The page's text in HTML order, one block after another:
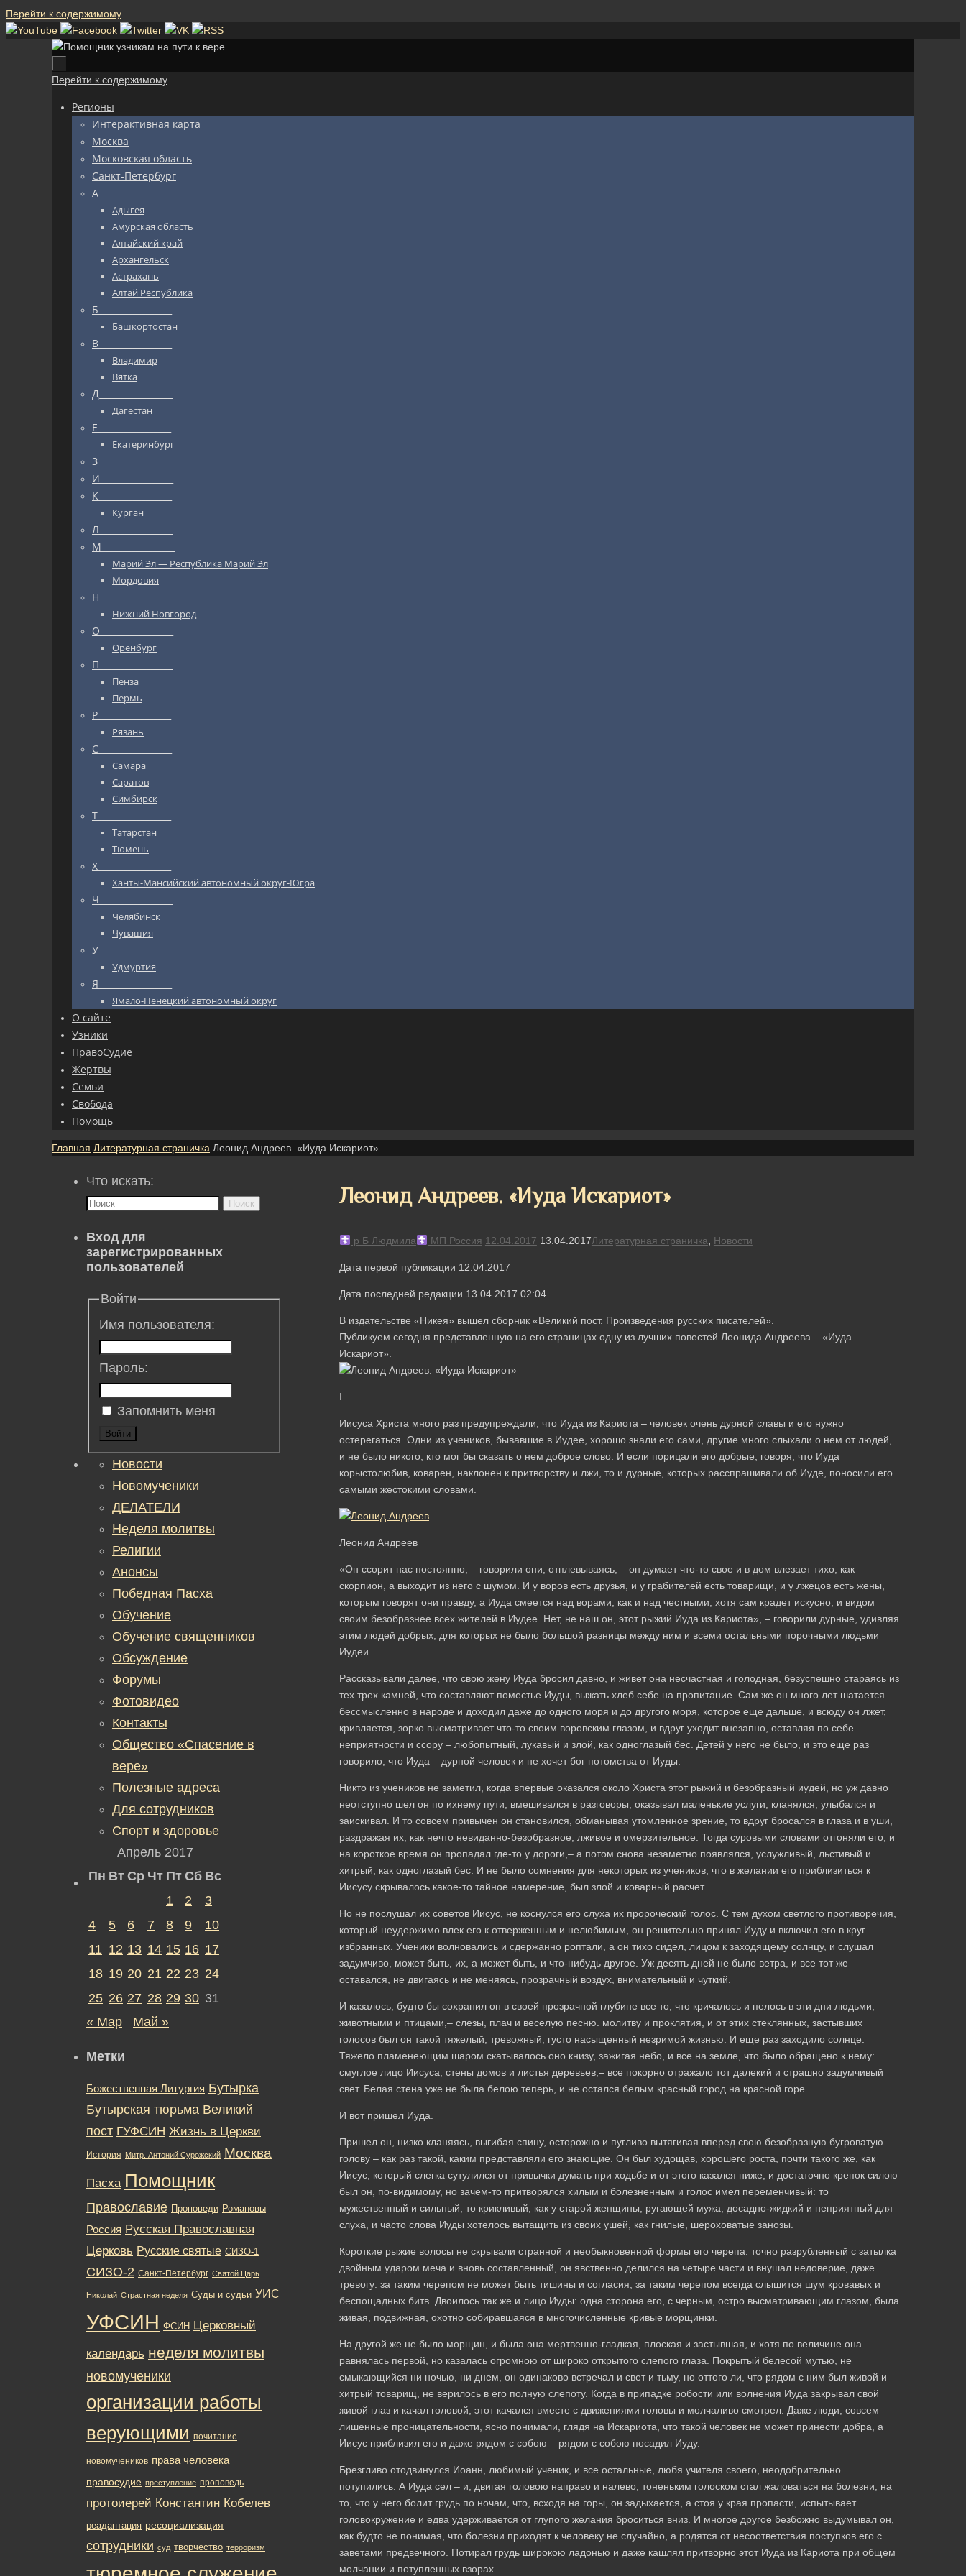
Перейти к содержимому
Перейти к содержимому
Регионы
Интерактивная карта
Москва
Московская область
Санкт-Петербург
А_________________
Адыгея
Амурская область
Алтайский край
Архангельск
Астрахань
Алтай Республика
Б_________________
Башкортостан
В_________________
Владимир
Вятка
Д_________________
Дагестан
Е_________________
Екатеринбург
З_________________
И_________________
К_________________
Курган
Л_________________
М_________________
Марий Эл — Республика Марий Эл
Мордовия
Н_________________
Нижний Новгород
О_________________
Оренбург
П_________________
Пенза
Пермь
Р_________________
Рязань
С_________________
Самара
Саратов
Симбирск
Т_________________
Татарстан
Тюмень
Х_________________
Ханты-Мансийский автономный округ-Югра
Ч_________________
Челябинск
Чувашия
У_________________
Удмуртия
Я_________________
Ямало-Ненецкий автономный округ
О сайте
Узники
ПравоСудие
Жертвы
Семьи
Свобода
Помощь
Главная Литературная страничка Леонид Андреев. «Иуда Искариот»
Леонид Андреев. «Иуда Искариот»
р Б Людмила МП Россия 12.04.2017 13.04.2017Литературная страничка Новости
Дата первой публикации 12.04.2017
Дата последней редакции 13.04.2017 02:04
В издательстве «Никея» вышел сборник «Великий пост. Произведения русских писателей».
Публикуем сегодня представленную на его страницах одну из лучших повестей Леонида Андреева – «Иуда
Искариот».
I
Иисуса Христа много раз предупреждали, что Иуда из Кариота – человек очень дурной славы и его нужно
остерегаться. Одни из учеников, бывавшие в Иудее, хорошо знали его сами, другие много слыхали о нем от людей,
и не было никого, кто мог бы сказать о нем доброе слово. И если порицали его добрые, говоря, что Иуда
корыстолюбив, коварен, наклонен к притворству и лжи, то и дурные, которых расспрашивали об Иуде, поносили его
самыми жестокими словами.
Леонид Андреев
«Он ссорит нас постоянно, – говорили они, отплевываясь, – он думает что-то свое и в дом влезает тихо, как
скорпион, а выходит из него с шумом. И у воров есть друзья, и у грабителей есть товарищи, и у лжецов есть жены,
которым говорят они правду, а Иуда смеется над ворами, как и над честными, хотя сам крадет искусно, и видом
своим безобразнее всех жителей в Иудее. Нет, не наш он, этот рыжий Иуда из Кариота», – говорили дурные, удивляя
этим людей добрых, для которых не было большой разницы между ним и всеми остальными порочными людьми
Иудеи.
Рассказывали далее, что свою жену Иуда бросил давно, и живет она несчастная и голодная, безуспешно стараясь из
тех трех камней, что составляют поместье Иуды, выжать хлеб себе на пропитание. Сам же он много лет шатается
бессмысленно в народе и доходил даже до одного моря и до другого моря, которое еще дальше, и всюду он лжет,
кривляется, зорко высматривает что-то своим воровским глазом, и вдруг уходит внезапно, оставляя по себе
неприятности и ссору – любопытный, лукавый и злой, как одноглазый бес. Детей у него не было, и это еще раз
говорило, что Иуда – дурной человек и не хочет бог потомства от Иуды.
Никто из учеников не заметил, когда впервые оказался около Христа этот рыжий и безобразный иудей, но уж давно
неотступно шел он по ихнему пути, вмешивался в разговоры, оказывал маленькие услуги, кланялся, улыбался и
заискивал. И то совсем привычен он становился, обманывая утомленное зрение, то вдруг бросался в глаза и в уши,
раздражая их, как нечто невиданно-безобразное, лживое и омерзительное. Тогда суровыми словами отгоняли его, и
на короткое время он пропадал где-то у дороги,– а потом снова незаметно появлялся, услужливый, льстивый и
хитрый, как одноглазый бес. И не было сомнения для некоторых из учеников, что в желании его приблизиться к
Иисусу скрывалось какое-то тайное намерение, был злой и коварный расчет.
Но не послушал их советов Иисус, не коснулся его слуха их пророческий голос. С тем духом светлого противоречия,
который неудержимо влек его к отверженным и нелюбимым, он решительно принял Иуду и включил его в круг
избранных. Ученики волновались и сдержанно роптали, а он тихо сидел, лицом к заходящему солнцу, и слушал
задумчиво, может быть, их, а может быть, и что-нибудь другое. Уж десять дней не было ветра, и все тот же
оставался, не двигаясь и не меняясь, прозрачный воздух, внимательный и чуткий.
И казалось, будто бы сохранил он в своей прозрачной глубине все то, что кричалось и пелось в эти дни людьми,
животными и птицами,– слезы, плач и веселую песню. молитву и проклятия, и от этих стеклянных, застывших
голосов был он такой тяжелый, тревожный, густо насыщенный незримой жизнью. И еще раз заходило солнце.
Тяжело пламенеющим шаром скатывалось оно книзу, зажигая небо, и все на земле, что было обращено к нему:
смуглое лицо Иисуса, стены домов и листья деревьев,– все покорно отражало тот далекий и страшно задумчивый
свет. Белая стена уже не была белою теперь, и не остался белым красный город на красной горе.
И вот пришел Иуда.
Пришел он, низко кланяясь, выгибая спину, осторожно и пугливо вытягивая вперед свою безобразную бугроватую
голову – как раз такой, каким представляли его знающие. Он был худощав, хорошего роста, почти такого же, как
Иисус, который слегка сутулился от привычки думать при ходьбе и от этого казался ниже, и достаточно крепок силою
был он, по-видимому, но зачем-то притворялся хилым и болезненным и голос имел переменчивый: то
мужественный и сильный, то крикливый, как у старой женщины, ругающей мужа, досадно-жидкий и неприятный для
слуха, и часто слова Иуды хотелось вытащить из своих ушей, как гнилые, шероховатые занозы.
Короткие рыжие волосы не скрывали странной и необыкновенной формы его черепа: точно разрубленный с затылка
двойным ударом меча и вновь составленный, он явственно делился на четыре части и внушал недоверие, даже
тревогу: за таким черепом не может быть тишины и согласия, за таким черепом всегда слышится шум кровавых и
беспощадных битв. Двоилось так же и лицо Иуды: одна сторона его, с черным, остро высматривающим глазом, была
живая, подвижная, охотно собиравшаяся в многочисленные кривые морщинки.
На другой же не было морщин, и была она мертвенно-гладкая, плоская и застывшая, и хотя по величине она
равнялась первой, но казалась огромною от широко открытого слепого глаза. Покрытый белесой мутью, не
смыкающийся ни ночью, ни днем, он одинаково встречал и свет и тьму, но оттого ли, что рядом с ним был живой и
хитрый товарищ, не верилось в его полную слепоту. Когда в припадке робости или волнения Иуда закрывал свой
живой глаз и качал головой, этот качался вместе с движениями головы и молчаливо смотрел. Даже люди, совсем
лишенные проницательности, ясно понимали, глядя на Искариота, что такой человек не может принести добра, а
Иисус приблизил его и даже рядом с собою – рядом с собою посадил Иуду.
Брезгливо отодвинулся Иоанн, любимый ученик, и все остальные, любя учителя своего, неодобрительно
потупились. А Иуда сел – и, двигая головою направо и налево, тоненьким голоском стал жаловаться на болезни, на
то, что у него болит грудь по ночам, что, всходя на горы, он задыхается, а стоя у края пропасти, испытывает
головокружение и едва удерживается от глупого желания броситься вниз. И многое другое безбожно выдумывал он,
как будто не понимая, что болезни приходят к человеку не случайно, а родятся от несоответствия поступков его с
заветами предвечного. Потирал грудь широкою ладонью и даже кашлял притворно этот Иуда из Кариота при общем
молчании и потупленных взорах.
Что искать:
Поиск
Вход для
зарегистрированных
пользователей
Войти
Имя пользователя:
Пароль:
Запомнить меня
Войти
Новости
Новомученики
ДЕЛАТЕЛИ
Неделя молитвы
Религии
Анонсы
Победная Пасха
Обучение
Обучение священников
Обсуждение
Форумы
Фотовидео
Контакты
Общество «Спасение в
вере»
Полезные адреса
Для сотрудников
Спорт и здоровье
Апрель 2017
Пн Вт Ср Чт Пт Сб Вс
1
2
3
4
5 6 7 8 9
10
11 12 13 14 15 16 17
18 19 20 21 22 23 24
25 26 27 28 29 30 31
« Мар
Май »
Метки
Божественная Литургия Бутырка
Бутырская тюрьма Великий
пост ГУФСИН Жизнь в Церкви
История Митр. Антоний Сурожский Москва
Пасха Помощник
Православие Проповеди Романовы
Россия Русская Православная
Церковь Русские святые СИЗО-1
СИЗО-2 Санкт-Петербург Святой Царь
Николай Страстная неделя Суды и судьи УИС
УФСИН ФСИН Церковный
календарь неделя молитвы
новомученики
организации работы
верующими почитание
новомучеников права человека
правосудие преступление проповедь
протоиерей Константин Кобелев
реадаптация ресоциализация
сотрудники суд творчество терроризм